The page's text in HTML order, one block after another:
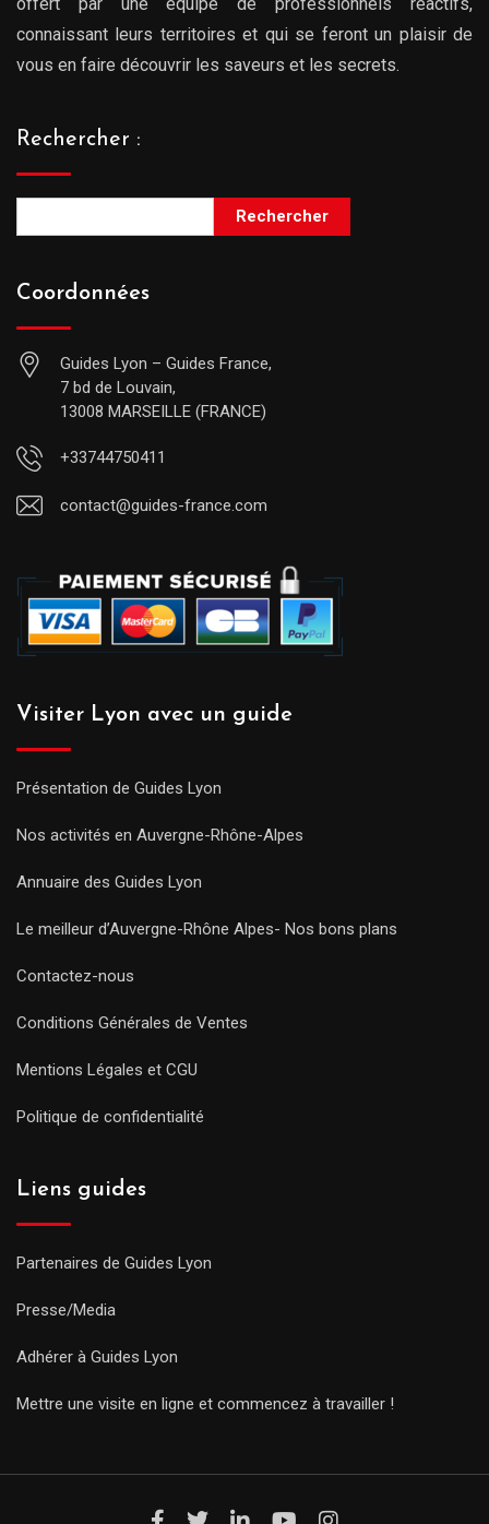
connaissant leurs territoires et qui se feront un plaisir de
vous en faire découvrir les saveurs et les secrets.
Rechercher :
Rechercher
Coordonnées
Guides Lyon – Guides France,
7 bd de Louvain,
13008 MARSEILLE (FRANCE)
+33744750411
contact@guides-france.com
Visiter Lyon avec un guide
Présentation de Guides Lyon
Nos activités en Auvergne-Rhône-Alpes
Annuaire des Guides Lyon
Le meilleur d’Auvergne-Rhône Alpes- Nos bons plans
Contactez-nous
Conditions Générales de Ventes
Mentions Légales et CGU
Politique de confidentialité
Liens guides
Partenaires de Guides Lyon
Presse/Media
Adhérer à Guides Lyon
Mettre une visite en ligne et commencez à travailler !